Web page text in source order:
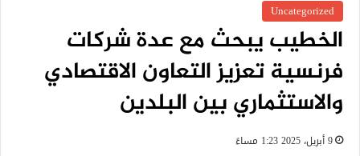
Uncategorized
الخطيب يبحث مع عدة شركات
فرنسية تعزيز التعاون الاقتصادي
والاستثماري بين البلدين
9 أبريل، 2025 1:23 مساءً